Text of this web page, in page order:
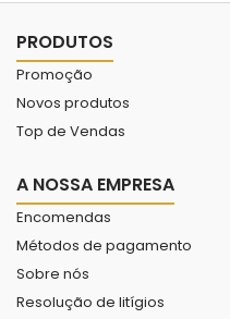
PRODUTOS
Promoção
Novos produtos
Top de Vendas
A NOSSA EMPRESA
Encomendas
Métodos de pagamento
Sobre nós
Resolução de litígios